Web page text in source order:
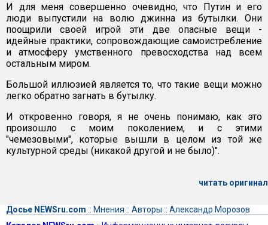
И для меня совершенно очевидно, что Путин и его
люди выпустили на волю джинна из бутылки. Они
поощрили своей игрой эти две опасные вещи -
идейные практики, сопровождающие самоистребление
и атмосферу умственного превосходства над всем
остальным миром.
Большой иллюзией является то, что такие вещи можно
легко обратно загнать в бутылку.
И откровенно говоря, я не очень понимаю, как это
произошло с моим поколением, и с этими
"чемезовыми", которые вышли в целом из той же
культурной среды (никакой другой и не было)".
читать оригинал
Досье NEWSru.com :: Мнения :: Авторы :: Александр Морозов